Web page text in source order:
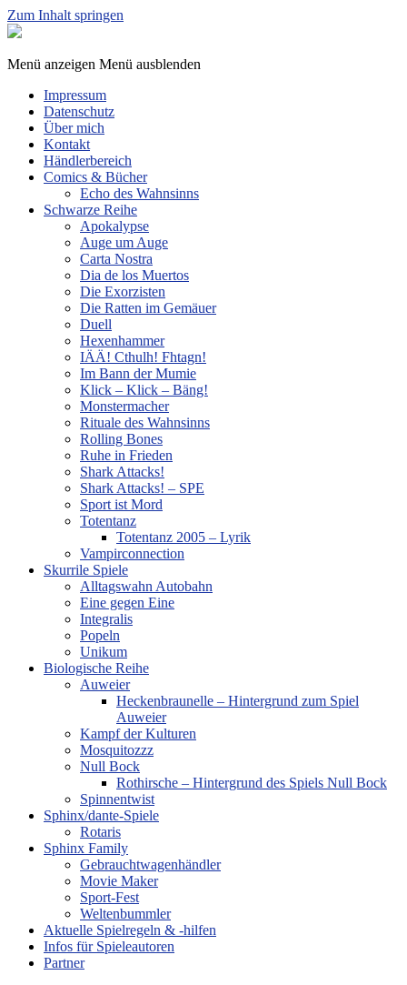
Zum Inhalt springen
Sphinx
Menü anzeigen Menü ausblenden
Impressum
Datenschutz
Über mich
Kontakt
Händlerbereich
Comics & Bücher
Echo des Wahnsinns
Schwarze Reihe
Apokalypse
Auge um Auge
Carta Nostra
Dia de los Muertos
Die Exorzisten
Die Ratten im Gemäuer
Duell
Hexenhammer
IÄÄ! Cthulh! Fhtagn!
Im Bann der Mumie
Klick – Klick – Bäng!
Monstermacher
Rituale des Wahnsinns
Rolling Bones
Ruhe in Frieden
Shark Attacks!
Shark Attacks! – SPE
Sport ist Mord
Totentanz
Totentanz 2005 – Lyrik
Vampirconnection
Skurrile Spiele
Alltagswahn Autobahn
Eine gegen Eine
Integralis
Popeln
Unikum
Biologische Reihe
Auweier
Heckenbraunelle – Hintergrund zum Spiel
Auweier
Kampf der Kulturen
Mosquitozzz
Null Bock
Rothirsche – Hintergrund des Spiels Null Bock
Spinnentwist
Sphinx/dante-Spiele
Rotaris
Sphinx Family
Gebrauchtwagenhändler
Movie Maker
Sport-Fest
Weltenbummler
Aktuelle Spielregeln & -hilfen
Infos für Spieleautoren
Partner